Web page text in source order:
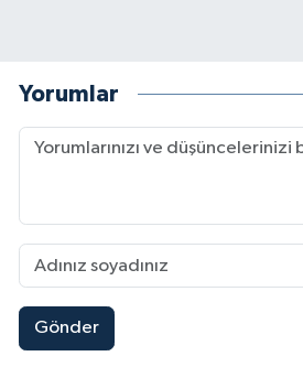
Yorumlar
Gönder